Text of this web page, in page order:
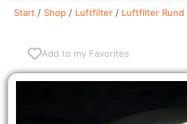
Start / Shop / Luftfilter / Luftfilter Rund
Add to my Favorites